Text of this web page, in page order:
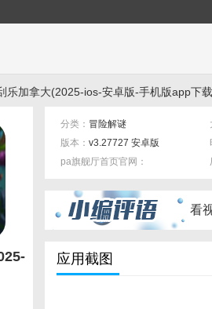
加拿大(2025-ios-安卓版-手机版app下
分类： 冒险解谜
版本： v3.27727 安卓版
pa旗舰厅首页官网：
看
应用截图